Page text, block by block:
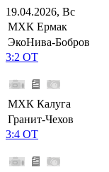
19.04.2026, Вс
МХК Ермак
ЭкоНива-Бобров
3:2 ОТ
МХК Калуга
Гранит-Чехов
3:4 ОТ